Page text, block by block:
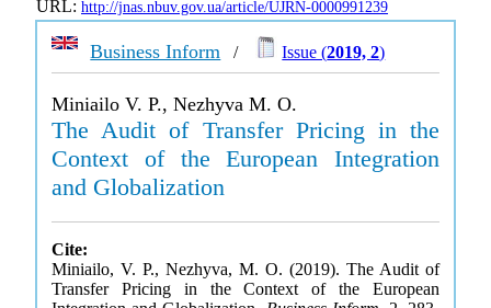
URL: http://jnas.nbuv.gov.ua/article/UJRN-0000991239
Business Inform / Issue (2019, 2)
Miniailo V. P., Nezhyva M. O.
The Audit of Transfer Pricing in the
Context of the European Integration
and Globalization
Cite:
Miniailo, V. P., Nezhyva, M. O. (2019). The Audit of
Transfer Pricing in the Context of the European